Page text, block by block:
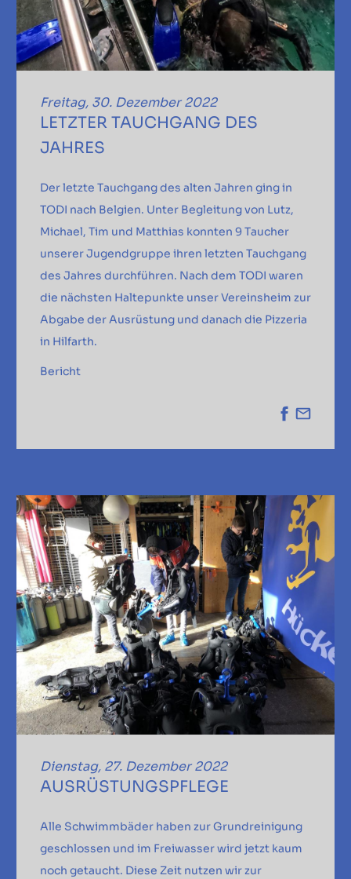
Freitag, 30. Dezember 2022
LETZTER TAUCHGANG DES
JAHRES
Der letzte Tauchgang des alten Jahren ging in
TODI nach Belgien. Unter Begleitung von Lutz,
Michael, Tim und Matthias konnten 9 Taucher
unserer Jugendgruppe ihren letzten Tauchgang
des Jahres durchführen. Nach dem TODI waren
die nächsten Haltepunkte unser Vereinsheim zur
Abgabe der Ausrüstung und danach die Pizzeria
in Hilfarth.
Bericht
Dienstag, 27. Dezember 2022
AUSRÜSTUNGSPFLEGE
Alle Schwimmbäder haben zur Grundreinigung
geschlossen und im Freiwasser wird jetzt kaum
noch getaucht. Diese Zeit nutzen wir zur